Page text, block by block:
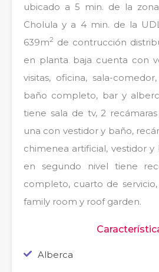
ubicado a 5 min. de la
Cholula y a 4 min. de la
639m2 de contrucción
en planta baja cuenta con
visitas, oficina, sala-
baño completo, bar y
tiene sala de tv, 2
una con vestidor y baño,
chimenea artificial, vestidor
en segundo nivel tiene
completo, cuarto de
family room y roof garden.
Alberca